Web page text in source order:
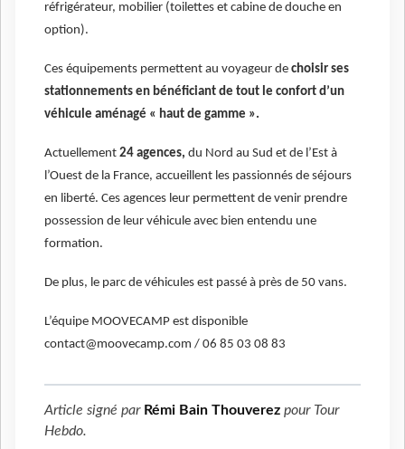
réfrigérateur, mobilier (toilettes et cabine de douche en
option).
Ces équipements permettent au voyageur de choisir ses
stationnements en bénéficiant de tout le confort d’un
véhicule aménagé « haut de gamme ».
Actuellement 24 agences, du Nord au Sud et de l’Est à
l’Ouest de la France, accueillent les passionnés de séjours
en liberté. Ces agences leur permettent de venir prendre
possession de leur véhicule avec bien entendu une
formation.
De plus, le parc de véhicules est passé à près de 50 vans.
L’équipe MOOVECAMP est disponible
contact@moovecamp.com / 06 85 03 08 83
Article signé par Rémi Bain Thouverez pour Tour
Hebdo.